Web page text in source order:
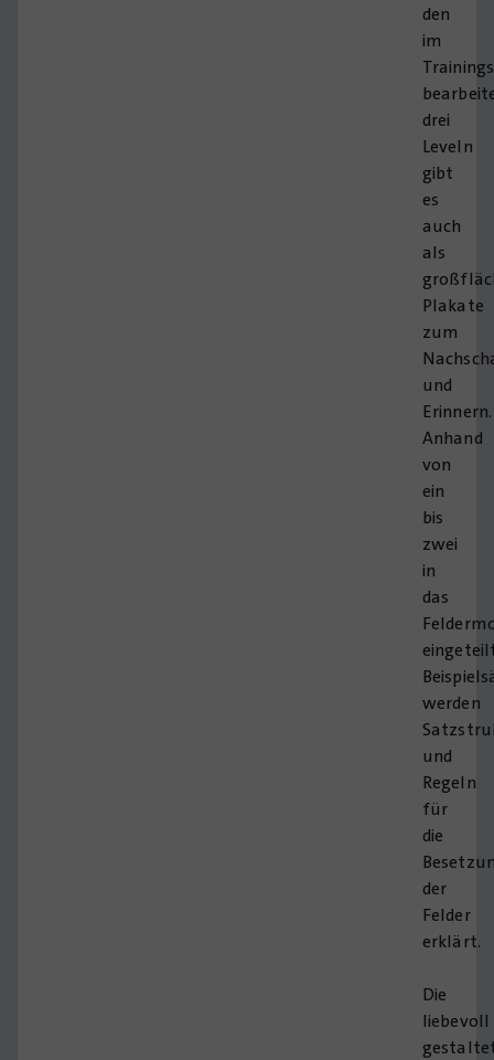
den
im
drei
Leveln
gibt
es
auch
als
Plakate
zum
und
Erinnern.
Anhand
von
ein
bis
zwei
in
das
werden
und
Regeln
für
die
der
Felder
erklärt.
Die
liebevoll